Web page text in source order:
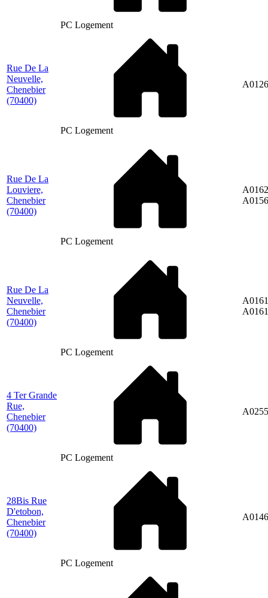
PC Logement
Rue De La
Neuvelle,
Chenebier
(70400)
PC Logement
Rue De La
Louviere,
Chenebier
(70400)
PC Logement
Rue De La
Neuvelle,
Chenebier
(70400)
PC Logement
4 Ter Grande
Rue,
Chenebier
(70400)
PC Logement
A0255
28Bis Rue
D'etobon,
Chenebier
(70400)
PC Logement